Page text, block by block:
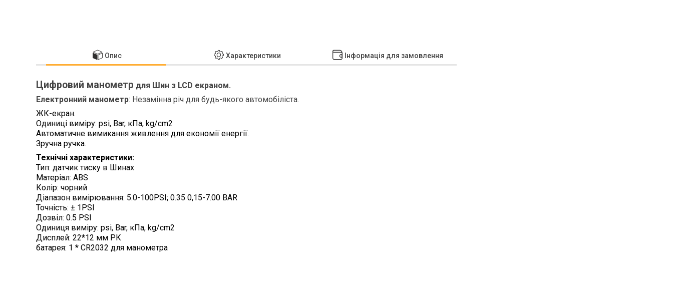
Опис Характеристики Інформація для замовлення
Цифровий манометр для Шин з LCD екраном.
Електронний манометр: Незамінна річ для будь-якого автомобіліста.
ЖК-екран.
Одиниці виміру: psi, Bar, кПа, kg/cm2
Автоматичне вимикання живлення для економії енергії.
Зручна ручка.
Технічні характеристики:
Тип: датчик тиску в Шинах
Матеріал: ABS
Колір: чорний
Діапазон вимірювання: 5.0-100PSI; 0.35 0,15-7.00 BAR
Точність: ± 1PSI
Дозвіл: 0.5 PSI
Одиниця виміру: psi, Bar, кПа, kg/cm2
Дисплей: 22*12 мм РК
батарея: 1 * CR2032 для манометра